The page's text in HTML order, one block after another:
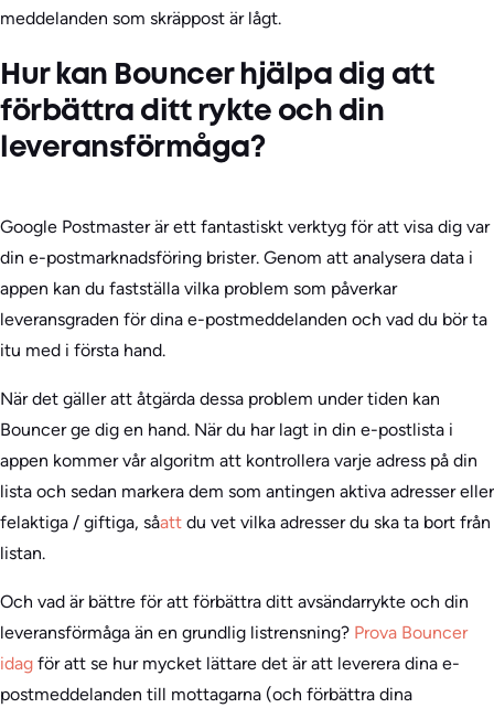
meddelanden som skräppost är lågt.
Hur kan Bouncer hjälpa dig att
förbättra ditt rykte och din
leveransförmåga?
Google Postmaster är ett fantastiskt verktyg för att visa dig var
din e-postmarknadsföring brister. Genom att analysera data i
appen kan du fastställa vilka problem som påverkar
leveransgraden för dina e-postmeddelanden och vad du bör ta
itu med i första hand.
När det gäller att åtgärda dessa problem under tiden kan
Bouncer ge dig en hand. När du har lagt in din e-postlista i
appen kommer vår algoritm att kontrollera varje adress på din
lista och sedan markera dem som antingen aktiva adresser eller
felaktiga / giftiga, såatt du vet vilka adresser du ska ta bort från
listan.
Och vad är bättre för att förbättra ditt avsändarrykte och din
leveransförmåga än en grundlig listrensning? Prova Bouncer
idag för att se hur mycket lättare det är att leverera dina e-
postmeddelanden till mottagarna (och förbättra dina